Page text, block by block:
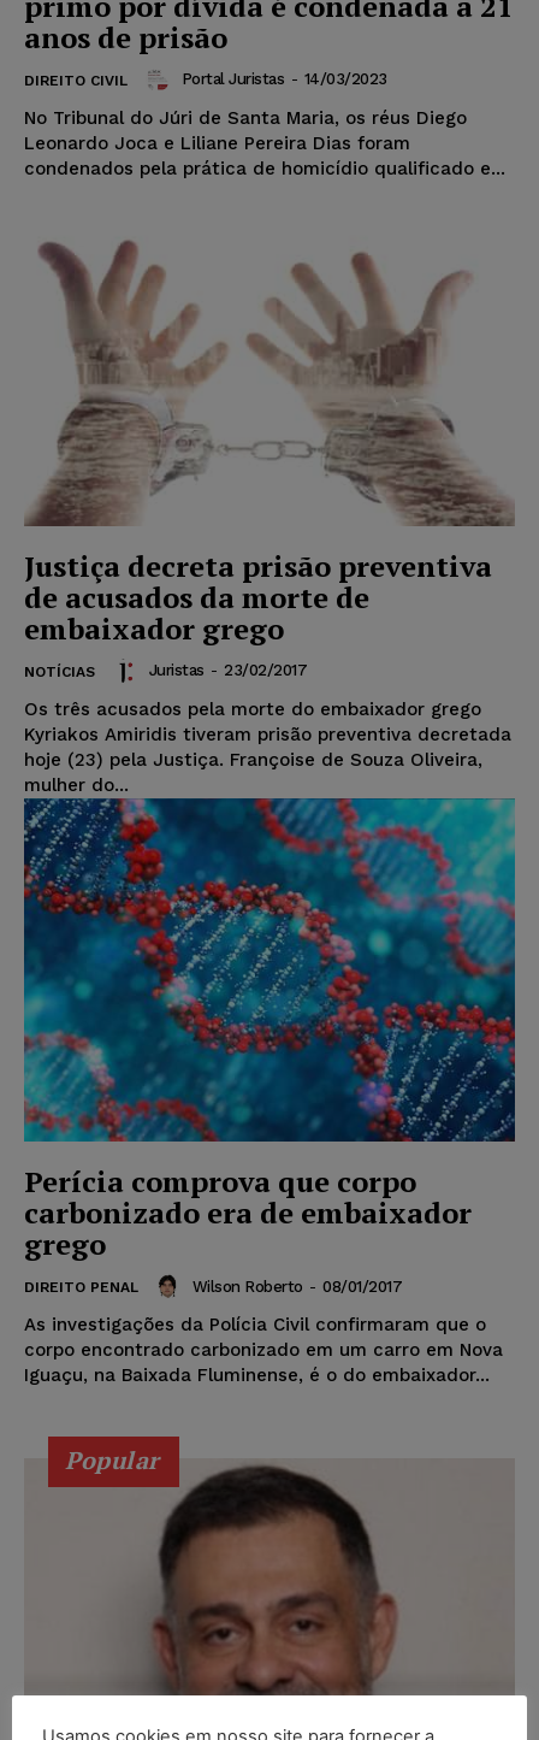
anos de prisão
DIREITO CIVIL Portal Juristas - 14/03/2023
No Tribunal do Júri de Santa Maria, os réus Diego
Leonardo Joca e Liliane Pereira Dias foram
condenados pela prática de homicídio qualificado e...
Justiça decreta prisão preventiva
de acusados da morte de
embaixador grego
NOTÍCIAS Juristas - 23/02/2017
Os três acusados pela morte do embaixador grego
Kyriakos Amiridis tiveram prisão preventiva decretada
hoje (23) pela Justiça. Françoise de Souza Oliveira,
mulher do...
Perícia comprova que corpo
carbonizado era de embaixador
grego
DIREITO PENAL Wilson Roberto - 08/01/2017
As investigações da Polícia Civil confirmaram que o
corpo encontrado carbonizado em um carro em Nova
Iguaçu, na Baixada Fluminense, é o do embaixador...
Popular